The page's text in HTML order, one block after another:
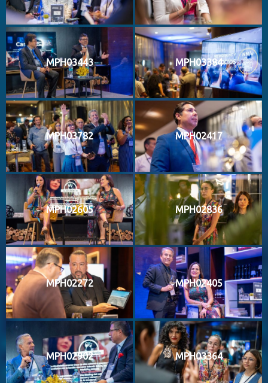
MPH03443 MPH03384
MPH03782 MPH02417
MPH02605 MPH02836
MPH02272 MPH02405
MPH02902 MPH03364